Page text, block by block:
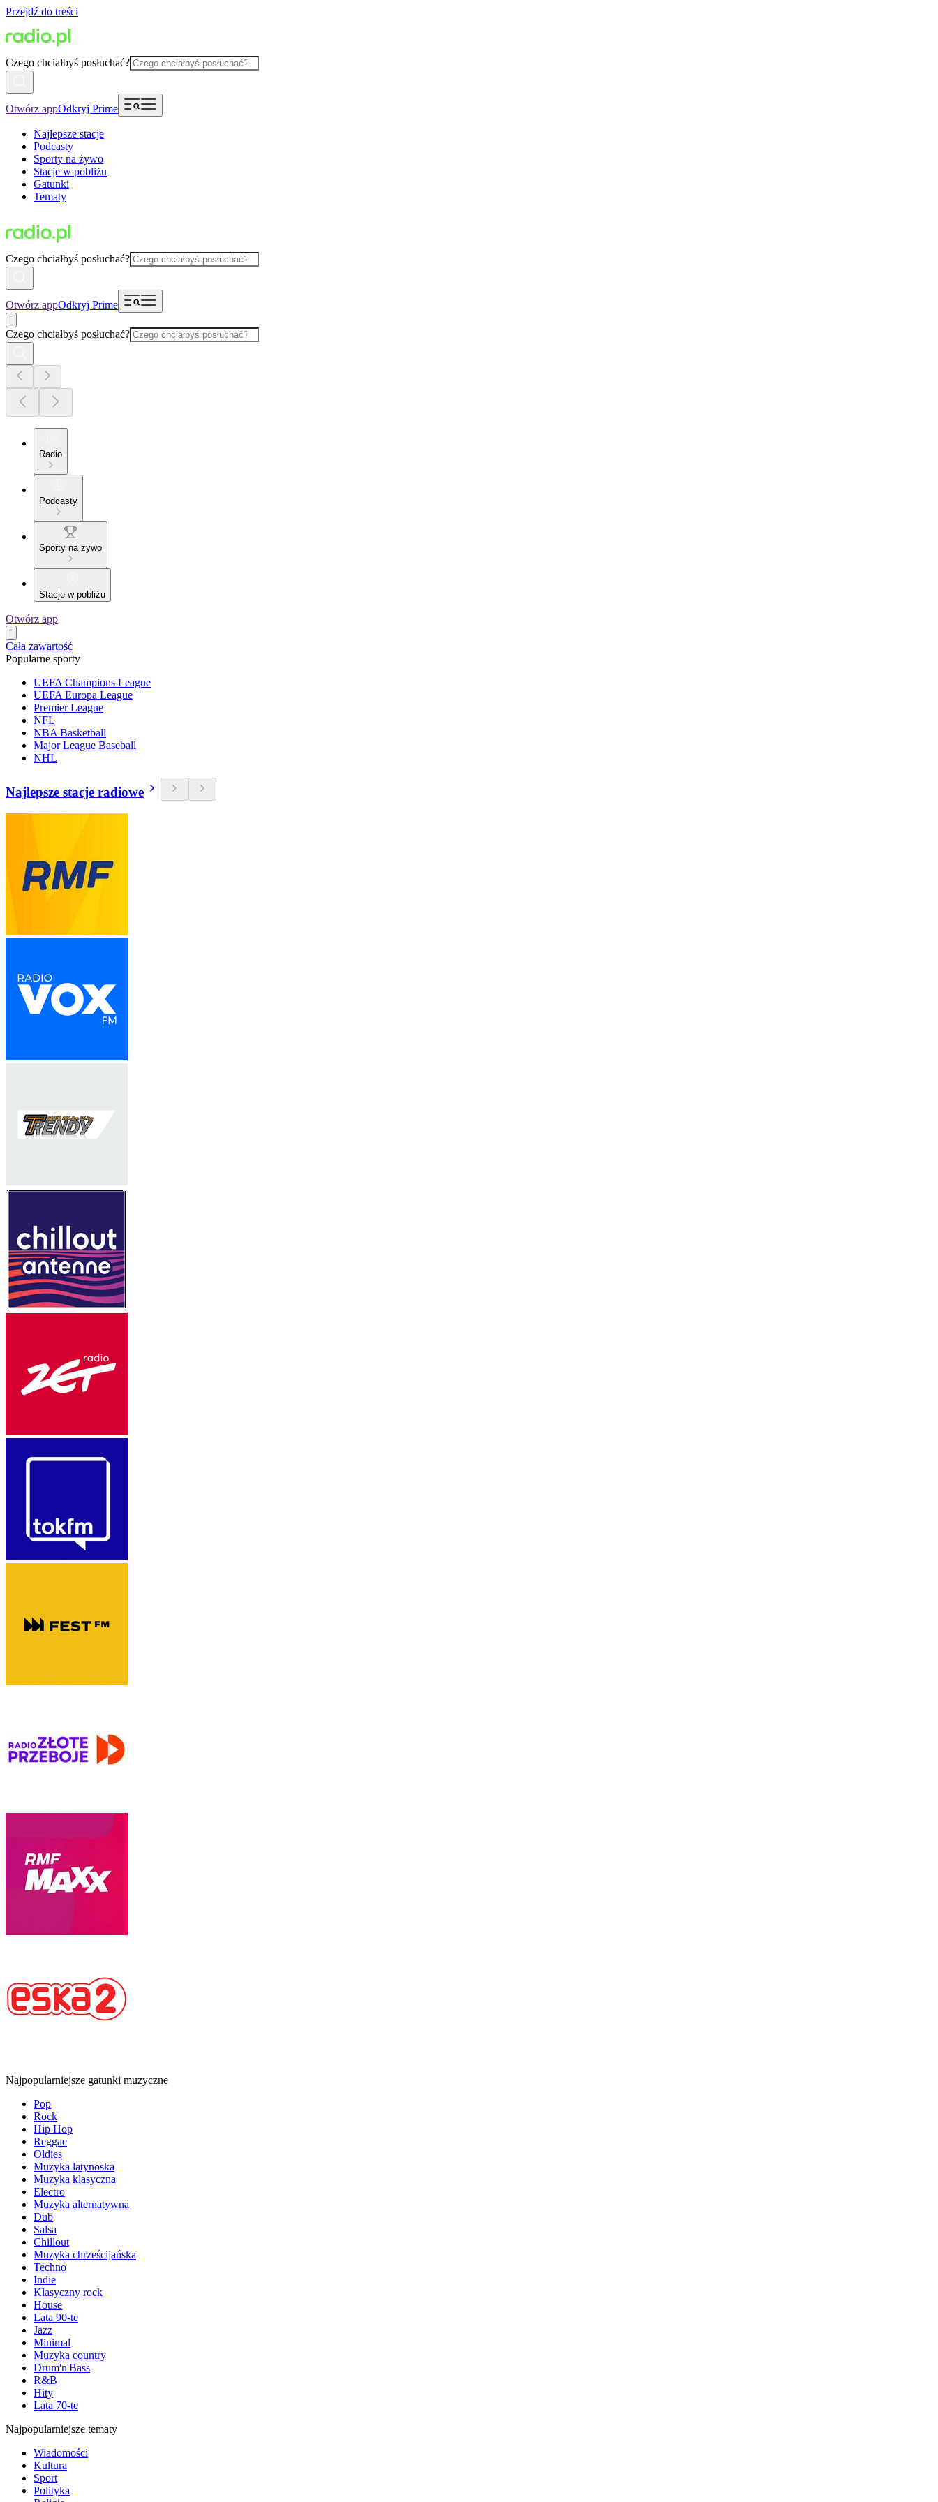
Przejdź do treści
Czego chciałbyś posłuchać?
Otwórz appOdkryj Prime
Najlepsze stacje
Podcasty
Sporty na żywo
Stacje w pobliżu
Gatunki
Tematy
Czego chciałbyś posłuchać?
Otwórz appOdkryj Prime
Czego chciałbyś posłuchać?
Radio
Podcasty
Sporty na żywo
Stacje w pobliżu
Otwórz app
Cała zawartość
Popularne sporty
UEFA Champions League
UEFA Europa League
Premier League
NFL
NBA Basketball
Major League Baseball
NHL
Najlepsze stacje radiowe
Najpopularniejsze gatunki muzyczne
Pop
Rock
Hip Hop
Reggae
Oldies
Muzyka latynoska
Muzyka klasyczna
Electro
Muzyka alternatywna
Dub
Salsa
Chillout
Muzyka chrześcijańska
Techno
Indie
Klasyczny rock
House
Lata 90-te
Jazz
Minimal
Muzyka country
Drum'n'Bass
R&B
Hity
Lata 70-te
Najpopularniejsze tematy
Wiadomości
Kultura
Sport
Polityka